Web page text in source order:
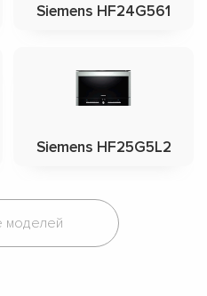
Siemens HF24G561
Siemens HF25G5L2
моделей